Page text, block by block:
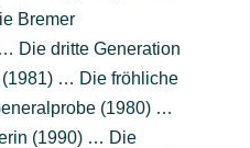
Bremer
Die dritte Generation
… Die fröhliche
(1980) …
(1990) … Die